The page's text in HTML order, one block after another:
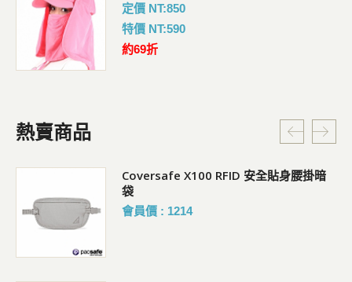
定價 NT:850
特價 NT:590
約69折
熱賣商品
Coversafe X100 RFID 安全貼身腰掛暗
袋
會員價 : 1214